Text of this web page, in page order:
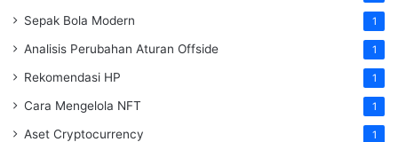
Sepak Bola Modern 1
Analisis Perubahan Aturan Offside 1
Rekomendasi HP 1
Cara Mengelola NFT 1
Aset Cryptocurrency 1